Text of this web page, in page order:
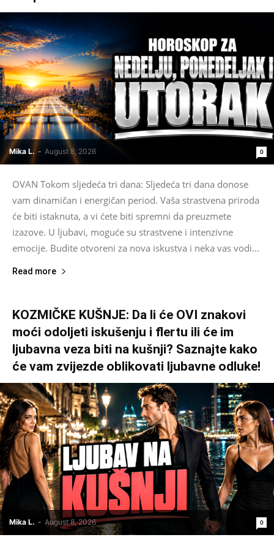
Mika L. - August 8, 2026 0
OVAN Tokom sljedeća tri dana: Sljedeća tri dana donose
vam dinamičan i energičan period. Vaša strastvena priroda
će biti istaknuta, a vi ćete biti spremni da preuzmete
izazove. U ljubavi, moguće su strastvene i intenzivne
emocije. Budite otvoreni za nova iskustva i neka vas vodi...
Read more
KOZMIČKE KUŠNJE: Da li će OVI znakovi
moći odoljeti iskušenju i flertu ili će im
ljubavna veza biti na kušnji? Saznajte kako
će vam zvijezde oblikovati ljubavne odluke!
Mika L. - August 8, 2026 0